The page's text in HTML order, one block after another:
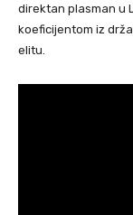
direktan plasman u
koeficijentom iz
elitu.